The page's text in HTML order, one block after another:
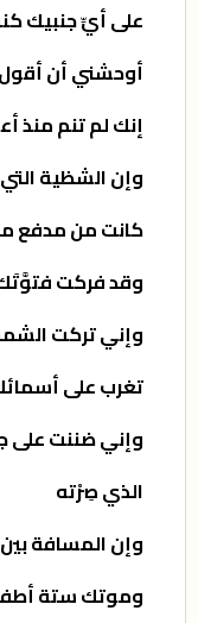
على أيِّ جنبيك
أوحشني أن
إنك لم تنم منذ
وإن الشظية
كانت من مدفع
وقد فركت
وإني تركت
تغرب على
وإني ضننت على
الذي صِرْته
وإن المسافة
وموتك ستة